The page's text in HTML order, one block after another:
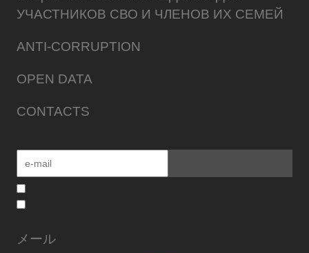
УЧАСТНИКОВ СВО И ЧЛЕНОВ ИХ СЕМЕЙ
ANTI-CORRUPTION
OPEN DATA
CONTACTS
メール